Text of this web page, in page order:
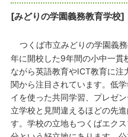
[みどりの学園義務教育学校]
つくば市立みどりの学園義
年に開校した9年間の小中一
ながら英語教育やICT教育に
関から注目されています。低
イを使った共同学習、プレゼ
立学校と見間違えるほどの先
す。学校の立地もつくばエク